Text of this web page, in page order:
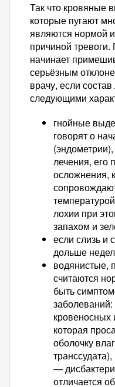
Так что кровяные
которые пугают
являются нормой
причиной
начинает
серьёзным
врачу, если
следующими
гнойные
говорят о
лечения,
осложнения,
лохии при
запахом и
если слизь и
дольше
водянистые,
считаются
быть
заболеваний:
кровеносных
которая
оболочку
—
отличается